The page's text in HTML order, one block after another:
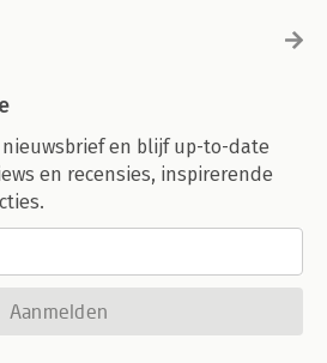
en blijf up-to-date
en recensies, inspirerende
Aanmelden